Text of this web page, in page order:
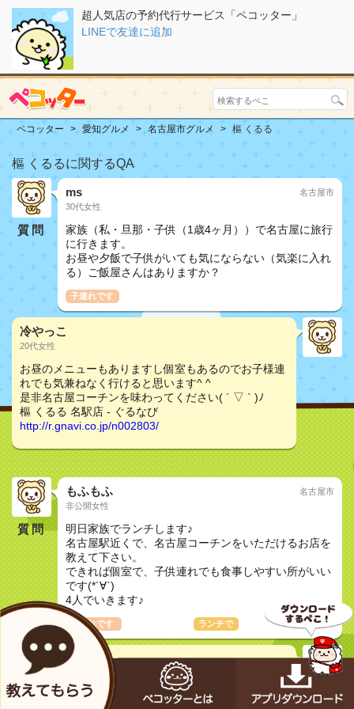
超人気店の予約代行サービス「ペコッター」
LINEで友達に追加
ペコッター 愛知グルメ 名古屋市グルメ 樞 くるる
樞 くるるに関するQA
質問
ms
30代女性
名古屋市
家族（私・旦那・子供（1歳4ヶ月））で名古屋に旅行
に行きます。
お昼や夕飯で子供がいても気にならない（気楽に入れ
る）ご飯屋さんはありますか？
子連れです
冷やっこ
20代女性
お昼のメニューもありますし個室もあるのでお子様連
れでも気兼ねなく行けると思います^ ^
是非名古屋コーチンを味わってください( ´ ▽ ` )ﾉ
樞 くるる 名駅店 - ぐるなび
http://r.gnavi.co.jp/n002803/
質問
もふもふ
非公開女性
名古屋市
明日家族でランチします♪
名古屋駅近くで、名古屋コーチンをいただけるお店を
教えて下さい。
できれば個室で、子供連れでも食事しやすい所がいい
です(*´∀`)
4人でいきます♪
子連れです ランチで
こぼりん
非公開女性
樞 くるる 名駅店 - ぐるなび